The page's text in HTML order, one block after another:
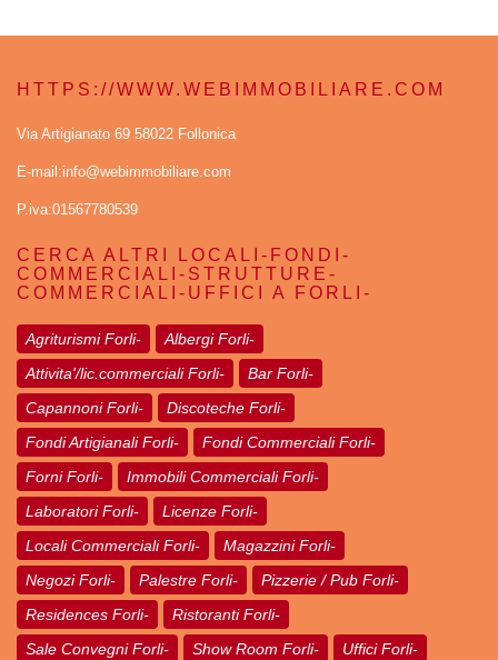
HTTPS://WWW.WEBIMMOBILIARE.COM
Via Artigianato 69 58022 Follonica
E-mail:info@webimmobiliare.com
P.iva:01567780539
CERCA ALTRI LOCALI-FONDI-
COMMERCIALI-STRUTTURE-
COMMERCIALI-UFFICI A FORLI-
Agriturismi Forli-
Albergi Forli-
Attivita'/lic.commerciali Forli-
Bar Forli-
Capannoni Forli-
Discoteche Forli-
Fondi Artigianali Forli-
Fondi Commerciali Forli-
Forni Forli-
Immobili Commerciali Forli-
Laboratori Forli-
Licenze Forli-
Locali Commerciali Forli-
Magazzini Forli-
Negozi Forli-
Palestre Forli-
Pizzerie / Pub Forli-
Residences Forli-
Ristoranti Forli-
Sale Convegni Forli-
Show Room Forli- Uffici Forli-